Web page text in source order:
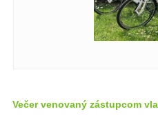
Večer venovaný zástupcom